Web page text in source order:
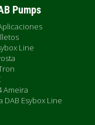
Pumps
Line
Ameira
DAB Esybox Line